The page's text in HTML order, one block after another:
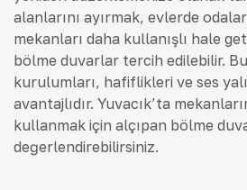
alanlarını ayırmak, evlerde
mekanları daha kullanışlı hale
bölme duvarlar tercih edilebilir. Bu
kurulumları, hafiflikleri ve ses
avantajlıdır. Yuvacık’ta
kullanmak için alçıpan bölme
değerlendirebilirsiniz.